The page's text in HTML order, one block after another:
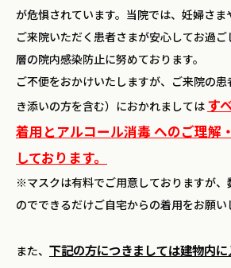
が危惧されています。当院では、妊婦さ
ご来院いただく患者さまが安心してお過
層の院内感染防止に努めております。
ご不便をおかけいたしますが、ご来院の
き添いの方を含む）におかれましては す
着用とアルコール消毒 へのご理解
しております。
※マスクは有料でご用意しておりますが、
のでできるだけご自宅からの着用をお願い
また、 下記の方につきましては建物内